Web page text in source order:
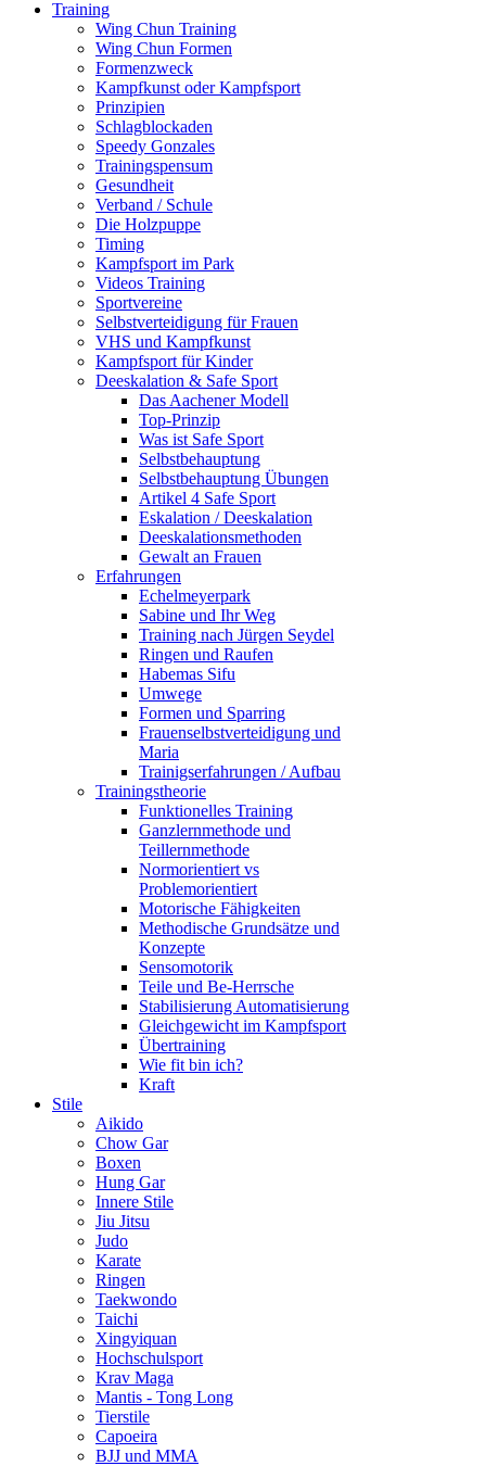
Training
Wing Chun Training
Wing Chun Formen
Formenzweck
Kampfkunst oder Kampfsport
Prinzipien
Schlagblockaden
Speedy Gonzales
Trainingspensum
Gesundheit
Verband / Schule
Die Holzpuppe
Timing
Kampfsport im Park
Videos Training
Sportvereine
Selbstverteidigung für Frauen
VHS und Kampfkunst
Kampfsport für Kinder
Deeskalation & Safe Sport
Das Aachener Modell
Top-Prinzip
Was ist Safe Sport
Selbstbehauptung
Selbstbehauptung Übungen
Artikel 4 Safe Sport
Eskalation / Deeskalation
Deeskalationsmethoden
Gewalt an Frauen
Erfahrungen
Echelmeyerpark
Sabine und Ihr Weg
Training nach Jürgen Seydel
Ringen und Raufen
Habemas Sifu
Umwege
Formen und Sparring
Frauenselbstverteidigung und
Maria
Trainigserfahrungen / Aufbau
Trainingstheorie
Funktionelles Training
Ganzlernmethode und
Teillernmethode
Normorientiert vs
Problemorientiert
Motorische Fähigkeiten
Methodische Grundsätze und
Konzepte
Sensomotorik
Teile und Be-Herrsche
Stabilisierung Automatisierung
Gleichgewicht im Kampfsport
Übertraining
Wie fit bin ich?
Kraft
Stile
Aikido
Chow Gar
Boxen
Hung Gar
Innere Stile
Jiu Jitsu
Judo
Karate
Ringen
Taekwondo
Taichi
Xingyiquan
Hochschulsport
Krav Maga
Mantis - Tong Long
Tierstile
Capoeira
BJJ und MMA